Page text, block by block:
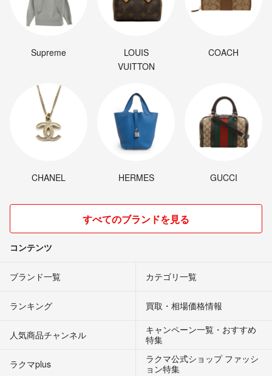
Supreme
LOUIS
VUITTON
COACH
CHANEL HERMES GUCCI
すべてのブランドを見る
コンテンツ
ブランド一覧 カテゴリ一覧
ランキング 買取・相場価格情報
人気商品チャンネル
キャンペーン一覧・おすすめ
特集
ラクマplus
ラクマ公式ショップ ファッシ
ョン特集